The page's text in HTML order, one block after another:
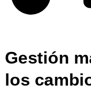
Gestión
los